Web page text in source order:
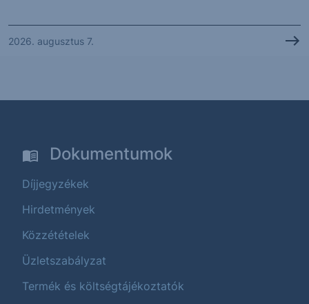
2026. augusztus 7.
Dokumentumok
Díjjegyzékek
Hirdetmények
Közzétételek
Üzletszabályzat
Termék és költségtájékoztatók